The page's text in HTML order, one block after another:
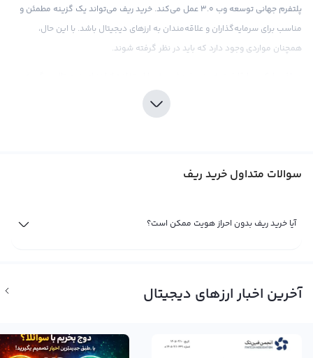
پلتفرم جهانی توسعه وب 3.0 عمل می‌کند. خرید ریف می‌تواند یک گزینه مطمئن و
مناسب برای سرمایه‌گذاران و علاقه‌مندان به ارزهای دیجیتال باشد. با این حال،
همچنان مواردی وجود دارد که باید در نظر گرفته شوند.
شما این امکان را می‌دهد تا به یکی از جدیدترین ارزهای دیجیتال در بازار
کریپتوکارنسی سرمایه‌گذاری کنید. امکان معاملات خرید و فروش در بازار ارزهای
ابزارهای تحلیلی، می‌توانید سرمایه‌گذاری خود را به بهترین شکل ممکن انجام دهید.
ندارد و از تکنولوژی دیسک اعتماد به نفس استفاده می‌کند. به همین دلیل،
صورت لزوم، با یک مشاور مالی مجرب مشورت کنید. با استفاده از ابزارها و منابع
سوالات متداول خرید ریف
آیا خرید ریف بدون احراز هویت ممکن است؟
آخرین اخبار ارزهای دیجیتال